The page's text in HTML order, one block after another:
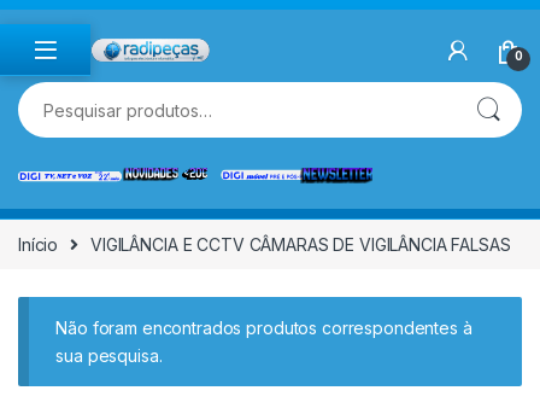
Skip to navigation
Skip to content
0
Pesquisar por:
Início VIGILÂNCIA E CCTV CÂMARAS DE VIGILÂNCIA FALSAS
Não foram encontrados produtos correspondentes à
sua pesquisa.